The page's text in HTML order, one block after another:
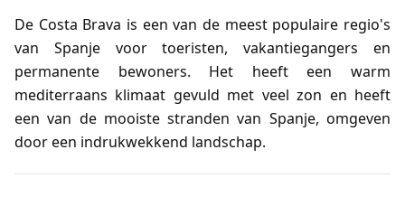
De Costa Brava is een van de meest populaire regio's
van Spanje voor toeristen, vakantiegangers en
permanente bewoners. Het heeft een warm
mediterraans klimaat gevuld met veel zon en heeft
een van de mooiste stranden van Spanje, omgeven
door een indrukwekkend landschap.